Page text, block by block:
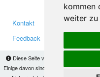
kommen
weiter zu
Diese Seite verwendet Cookies, um
Einige davon sind notwendig, damit
Kontakt
Feedback